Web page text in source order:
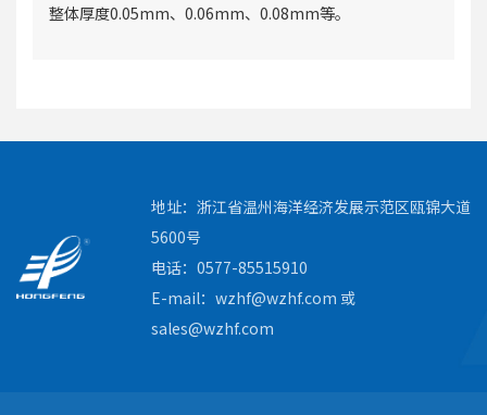
整体厚度0.05mm、0.06mm、0.08mm等。
地址：浙江省温州海洋经济发展示范区瓯锦大道
5600号
电话：0577-85515910
E-mail：wzhf@wzhf.com 或
sales@wzhf.com